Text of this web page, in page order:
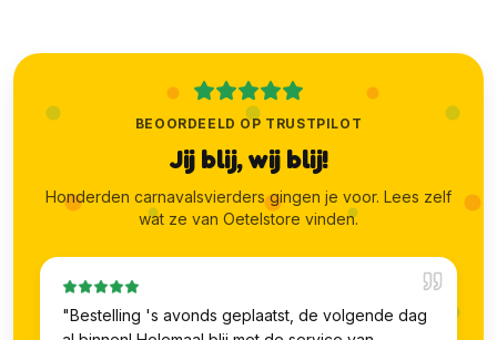
BEOORDEELD OP TRUSTPILOT
Jij blij, wij blij!
Honderden carnavalsvierders gingen je voor. Lees zelf
wat ze van Oetelstore vinden.
"Bestelling 's avonds geplaatst, de volgende dag